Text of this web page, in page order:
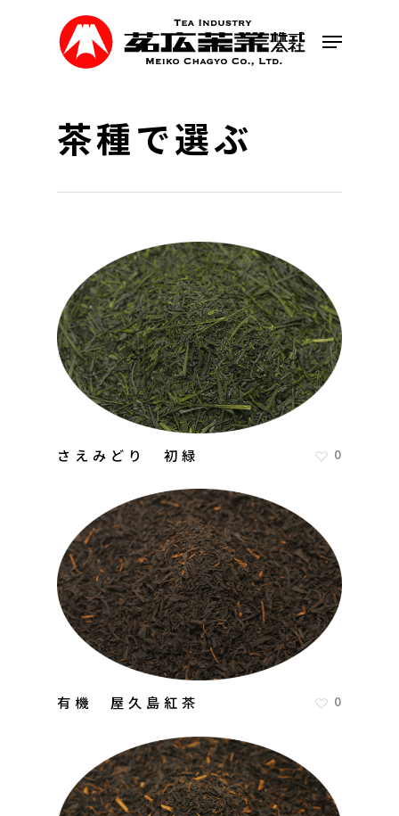
Menu
茶種で選ぶ
さえみどり 初緑 0
有機 屋久島紅茶 0